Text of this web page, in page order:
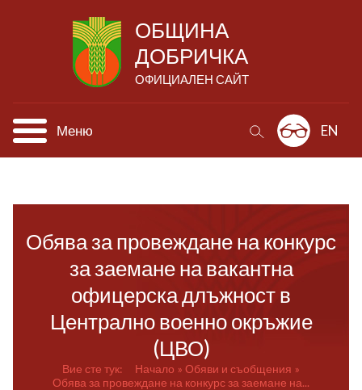
ОБЩИНА
ДОБРИЧКА
ОФИЦИАЛЕН САЙТ
Меню EN
Обява за провеждане на конкурс
за заемане на вакантна
офицерска длъжност в
Централно военно окръжие
(ЦВО)
Вие сте тук: Начало
Обяви и съобщения
Обява за провеждане на конкурс за заемане на...